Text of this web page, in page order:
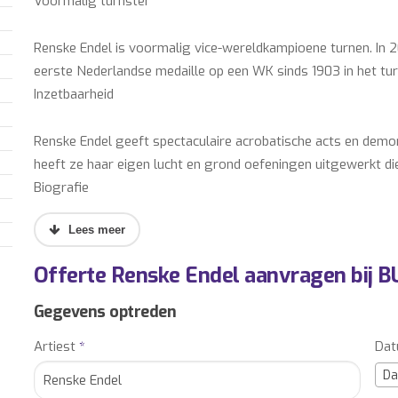
Renske Endel is voormalig vice-wereldkampioene turnen. In
eerste Nederlandse medaille op een WK sinds 1903 in het
Inzetbaarheid
Renske Endel geeft spectaculaire acrobatische acts en
heeft ze haar eigen lucht en grond oefeningen uitgewerkt
Biografie
Al op jonge leeftijd begon Renske Endel met turnen. Haar
Renske Endel tot de toppers van het Nederlandse turnen.
aan. In 2002 behaalden ze met het Nederlandse team een
veelbelovend om te schitteren op de Olympische Spelen
Olympische droom voorgoed uiteenspatten. Na het missen
een punt achter haar topsport carrière. Na haar turn
Offerte Renske Endel aanvragen bij
Gegevens optreden
Artiest *